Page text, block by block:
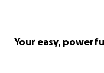
Your easy,